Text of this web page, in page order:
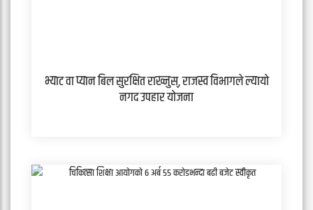
भ्याट वा प्यान बिल सुरक्षित राख्नुस्, राजस्व विभागले ल्यायो
नगद उपहार योजना